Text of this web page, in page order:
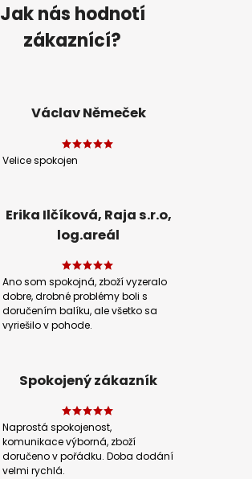
Jak nás hodnotí
zákaznící?
Václav Němeček
Velice spokojen
Erika Ilčíková, Raja s.r.o,
log.areál
Ano som spokojná, zboží vyzeralo
dobre, drobné problémy boli s
doručením balíku, ale všetko sa
vyriešilo v pohode.
Spokojený zákazník
Naprostá spokojenost,
komunikace výborná, zboží
doručeno v pořádku. Doba dodání
velmi rychlá.